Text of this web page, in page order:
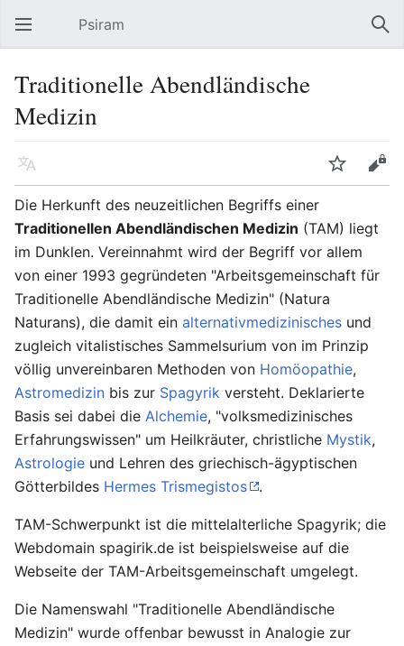
Hauptmenü öffnen Psiram
Traditionelle Abendländische
Medizin
Sprache Beobachten
Bearbeiten
Die Herkunft des neuzeitlichen Begriffs einer
Traditionellen Abendländischen Medizin (TAM) liegt
im Dunklen. Vereinnahmt wird der Begriff vor allem
von einer 1993 gegründeten "Arbeitsgemeinschaft für
Traditionelle Abendländische Medizin" (Natura
Naturans), die damit ein alternativmedizinisches und
zugleich vitalistisches Sammelsurium von im Prinzip
völlig unvereinbaren Methoden von Homöopathie,
Astromedizin bis zur Spagyrik versteht. Deklarierte
Basis sei dabei die Alchemie, "volksmedizinisches
Erfahrungswissen" um Heilkräuter, christliche Mystik,
Astrologie und Lehren des griechisch-ägyptischen
Götterbildes Hermes Trismegistos .
TAM-Schwerpunkt ist die mittelalterliche Spagyrik; die
Webdomain spagirik.de ist beispielsweise auf die
Webseite der TAM-Arbeitsgemeinschaft umgelegt.
Die Namenswahl "Traditionelle Abendländische
Medizin" wurde offenbar bewusst in Analogie zur